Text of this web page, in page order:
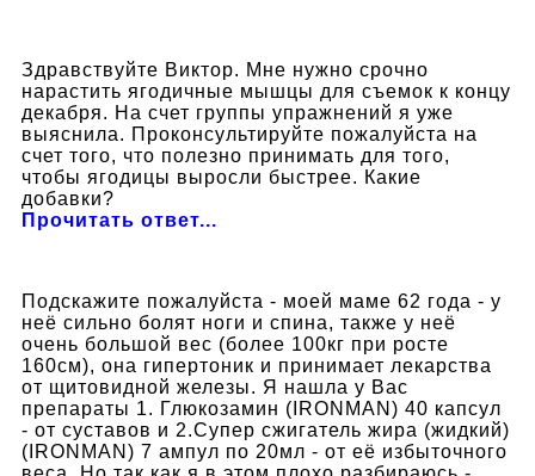
Здравствуйте Виктор. Мне нужно срочно
нарастить ягодичные мышцы для съемок к концу
декабря. На счет группы упражнений я уже
выяснила. Проконсультируйте пожалуйста на
счет того, что полезно принимать для того,
чтобы ягодицы выросли быстрее. Какие
добавки?
Прочитать ответ...
Подскажите пожалуйста - моей маме 62 года - у
неё сильно болят ноги и спина, также у неё
очень большой вес (более 100кг при росте
160см), она гипертоник и принимает лекарства
от щитовидной железы. Я нашла у Вас
препараты 1. Глюкозамин (IRONMAN) 40 капсул
- от суставов и 2.Супер сжигатель жира (жидкий)
(IRONMAN) 7 ампул по 20мл - от её избыточного